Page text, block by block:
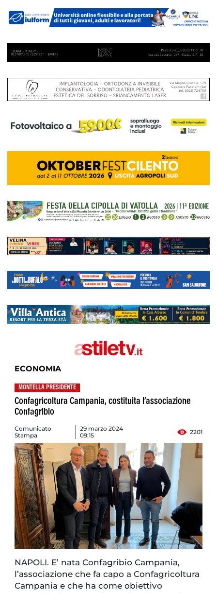
ECONOMIA
MONTELLA PRESIDENTE
Confagricoltura Campania, costituita l’associazione
Confagribio
Comunicato
Stampa
29 marzo 2024
09:15
2201
NAPOLI. E’ nata Confagribio Campania,
l’associazione che fa capo a Confagricoltura
Campania e che ha come obiettivo